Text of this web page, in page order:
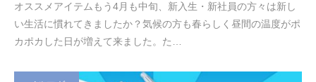
オススメアイテムもう4月も中旬、新入生・新社員の方々は新し
い生活に慣れてきましたか？気候の方も春らしく昼間の温度がポ
カポカした日が増えて来ました。た…